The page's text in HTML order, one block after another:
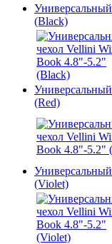
(Black)
(Red)
(Violet)